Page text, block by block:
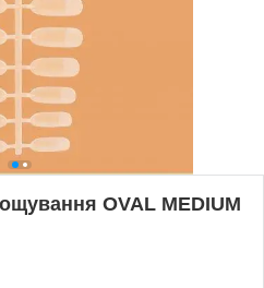
OVAL MEDIUM